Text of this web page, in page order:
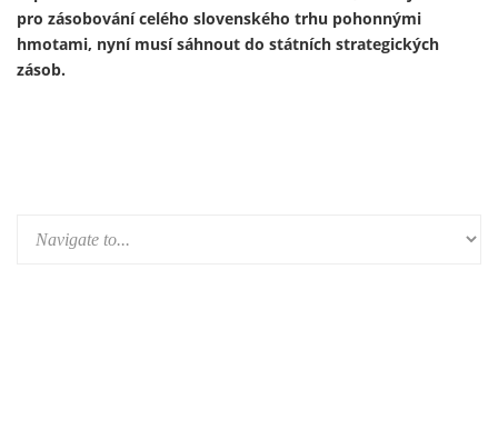
podniku. Výroba je součástí širší expanze ukrajinského
zbrojního průmyslu do Evropy a je financována především z
prostředků německého obranného rozpočtu a evropských